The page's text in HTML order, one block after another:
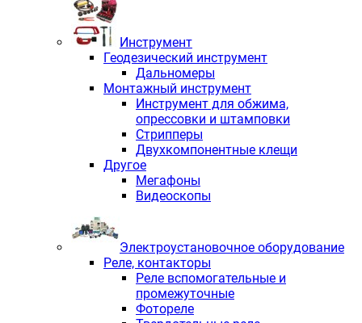
Инструмент
Геодезический инструмент
Дальномеры
Монтажный инструмент
Инструмент для обжима,
опрессовки и штамповки
Стрипперы
Двухкомпонентные клещи
Другое
Мегафоны
Видеоскопы
Электроустановочное оборудование
Реле, контакторы
Реле вспомогательные и
промежуточные
Фотореле